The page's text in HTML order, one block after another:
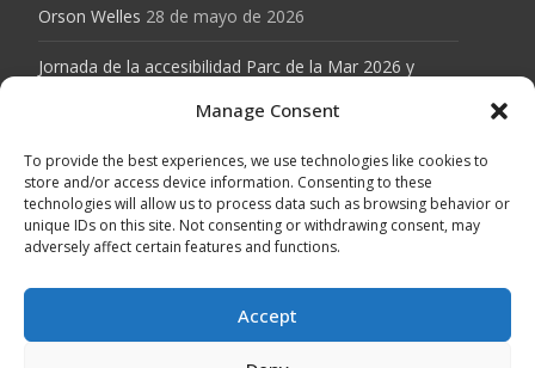
Manage Consent
To provide the best experiences, we use technologies like cookies to
store and/or access device information. Consenting to these
technologies will allow us to process data such as browsing behavior or
unique IDs on this site. Not consenting or withdrawing consent, may
adversely affect certain features and functions.
Accept
Orson Welles 28 de mayo de 2026
Jornada de la accesibilidad Parc de la Mar 2026 y
28 de mayo de 2026
Baloncesto inclusivo en Son Gotleu, sábados de 10 a
12h 12 de abril de 2026
MALLORCA GRAVEL SERIES 12 de abril de 2026
12 de abril de 2026